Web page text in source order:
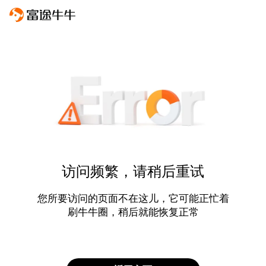
访问频繁，请稍后重试
您所要访问的页面不在这儿，它可能正忙着
刷牛牛圈，稍后就能恢复正常